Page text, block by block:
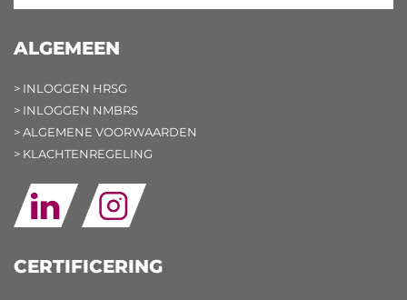
ALGEMEEN
> INLOGGEN HRSG
> INLOGGEN NMBRS
> ALGEMENE VOORWAARDEN
> KLACHTENREGELING
CERTIFICERING